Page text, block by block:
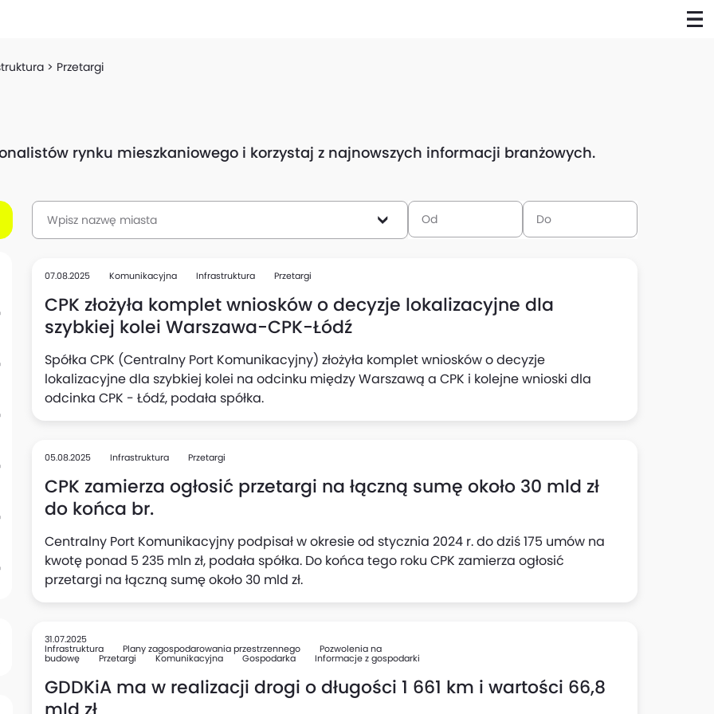
Przetargi
rynku mieszkaniowego i korzystaj z najnowszych informacji branżowych.
07.08.2025 Komunikacyjna Infrastruktura Przetargi
CPK złożyła komplet wniosków o decyzje lokalizacyjne dla
szybkiej kolei Warszawa-CPK-Łódź
Spółka CPK (Centralny Port Komunikacyjny) złożyła komplet wniosków o decyzje
lokalizacyjne dla szybkiej kolei na odcinku między Warszawą a CPK i kolejne wnioski dla
odcinka CPK - Łódź, podała spółka.
05.08.2025 Infrastruktura Przetargi
CPK zamierza ogłosić przetargi na łączną sumę około 30 mld zł
do końca br.
Centralny Port Komunikacyjny podpisał w okresie od stycznia 2024 r. do dziś 175 umów na
kwotę ponad 5 235 mln zł, podała spółka. Do końca tego roku CPK zamierza ogłosić
przetargi na łączną sumę około 30 mld zł.
31.07.2025
Infrastruktura Plany zagospodarowania przestrzennego Pozwolenia na
budowę Przetargi Komunikacyjna Gospodarka Informacje z gospodarki
GDDKiA ma w realizacji drogi o długości 1 661 km i wartości 66,8